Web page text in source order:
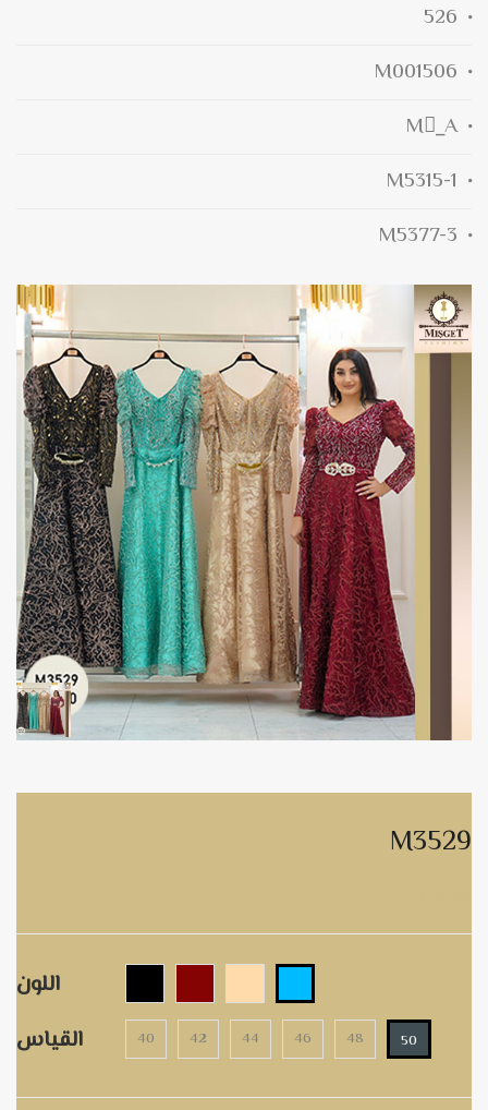
526
M001506
M_ِA
M5315-1
M5377-3
M3529
اللون
القياس
40 42 44 46 48 50